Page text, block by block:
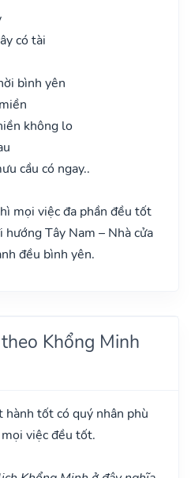
có tài
bình yên
không lo
cầu có ngay..
mọi việc đa phần đều tốt
Tây Nam – Nhà cửa
đều bình yên.
Khổng Minh
hành tốt có quý nhân phù
việc đều tốt.